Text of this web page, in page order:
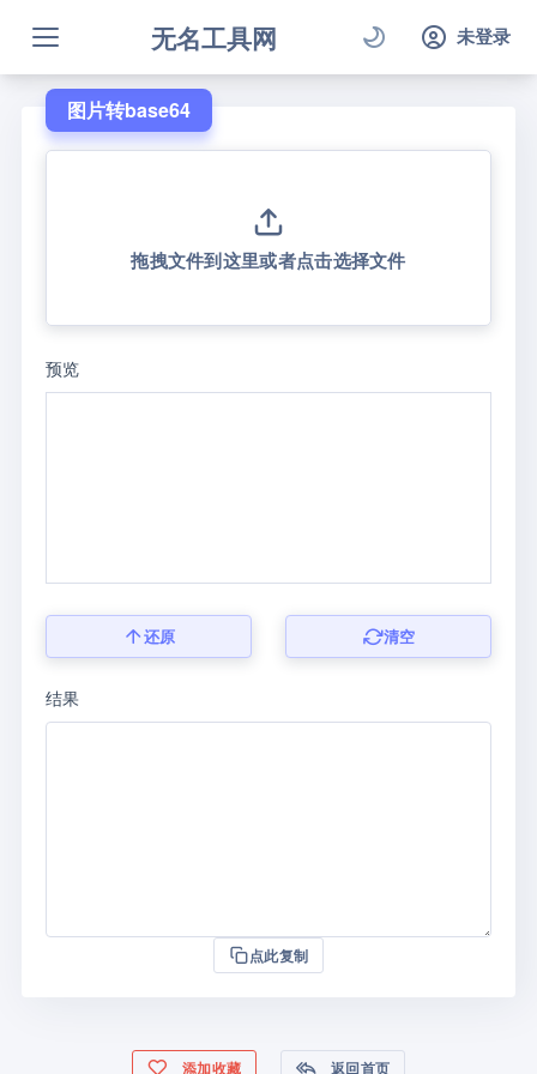
无名工具网 未登录
图片转base64
拖拽文件到这里或者点击选择文件
预览
还原 清空
结果
点此复制
添加收藏 返回首页